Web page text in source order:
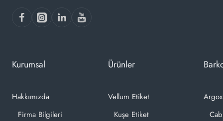
Kurumsal
Hakkımızda
Firma Bilgileri
Ürünler
Vellum Etiket
Kuşe Etiket